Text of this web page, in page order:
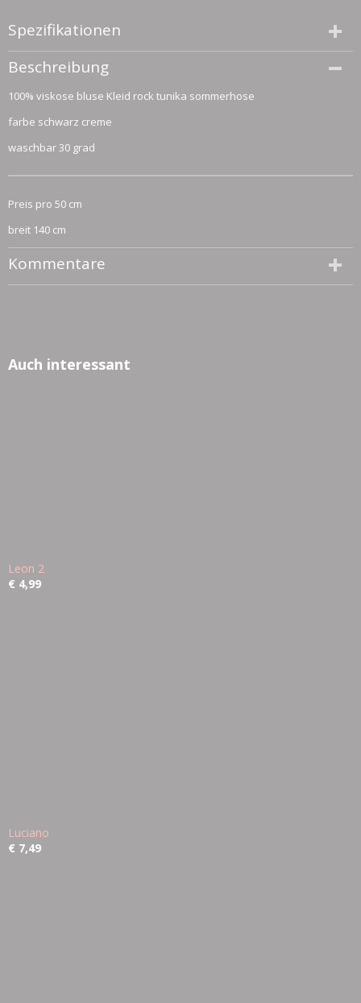
Spezifikationen
Größe (l,b,h)
50 x 140 x 0 cm
Beschreibung
100% viskose bluse Kleid rock tunika sommerhose
farbe schwarz creme
waschbar 30 grad
Preis pro 50 cm
breit 140 cm
Kommentare
Auch interessant
Leon 2
€ 4,99
Luciano
€ 7,49